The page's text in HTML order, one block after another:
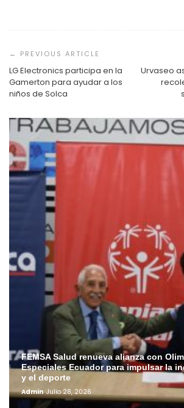
de
entradas
LG Electronics participa en la
Gamerton para ayudar a los
niños de Solca
Urvaseo
FEMSA Salud renueva alianza con
Especiales Ecuador para impulsar la
y el deporte
Admin Julio 28, 2026